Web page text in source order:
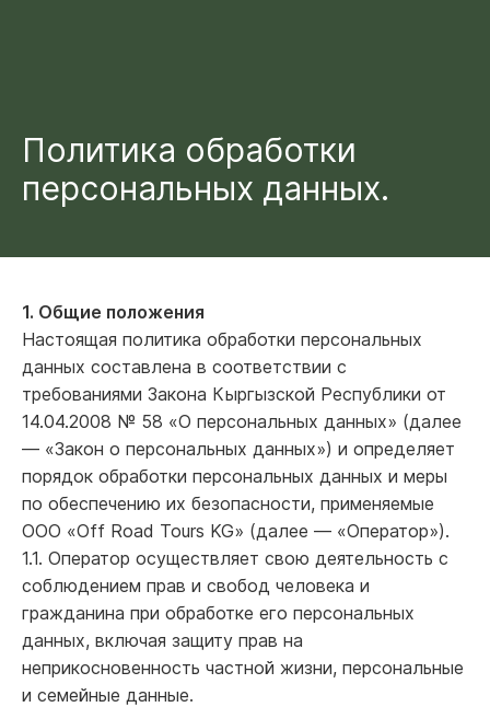
Политика обработки
персональных данных.
1. Общие положения
Настоящая политика обработки персональных
данных составлена в соответствии с
требованиями Закона Кыргызской Республики от
14.04.2008 № 58 «О персональных данных» (далее
— «Закон о персональных данных») и определяет
порядок обработки персональных данных и меры
по обеспечению их безопасности, применяемые
ООО «Off Road Tours KG» (далее — «Оператор»).
1.1. Оператор осуществляет свою деятельность с
соблюдением прав и свобод человека и
гражданина при обработке его персональных
данных, включая защиту прав на
неприкосновенность частной жизни, персональные
и семейные данные.